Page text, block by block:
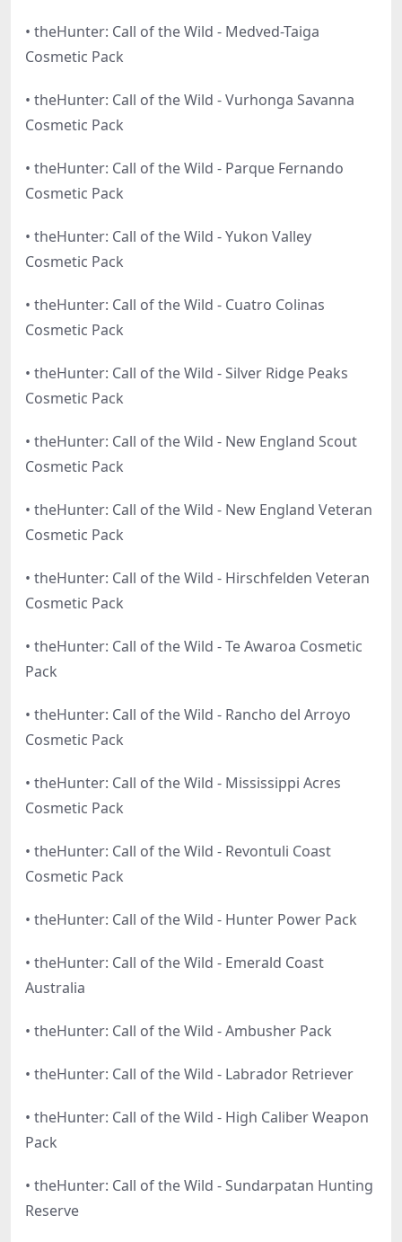
• theHunter: Call of the Wild - Medved-Taiga
Cosmetic Pack
• theHunter: Call of the Wild - Vurhonga Savanna
Cosmetic Pack
• theHunter: Call of the Wild - Parque Fernando
Cosmetic Pack
• theHunter: Call of the Wild - Yukon Valley
Cosmetic Pack
• theHunter: Call of the Wild - Cuatro Colinas
Cosmetic Pack
• theHunter: Call of the Wild - Silver Ridge Peaks
Cosmetic Pack
• theHunter: Call of the Wild - New England Scout
Cosmetic Pack
• theHunter: Call of the Wild - New England Veteran
Cosmetic Pack
• theHunter: Call of the Wild - Hirschfelden Veteran
Cosmetic Pack
• theHunter: Call of the Wild - Te Awaroa Cosmetic
Pack
• theHunter: Call of the Wild - Rancho del Arroyo
Cosmetic Pack
• theHunter: Call of the Wild - Mississippi Acres
Cosmetic Pack
• theHunter: Call of the Wild - Revontuli Coast
Cosmetic Pack
• theHunter: Call of the Wild - Hunter Power Pack
• theHunter: Call of the Wild - Emerald Coast
Australia
• theHunter: Call of the Wild - Ambusher Pack
• theHunter: Call of the Wild - Labrador Retriever
• theHunter: Call of the Wild - High Caliber Weapon
Pack
• theHunter: Call of the Wild - Sundarpatan Hunting
Reserve